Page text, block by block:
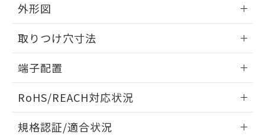
外形図
外形図
取りつけ穴寸法
取りつけ穴寸法
端子配置
端子配置
RoHS/REACH対応状況
規格認証/適合状況
ものではありません。
また、RoHS指令のフタル酸エステル類４
物質の対応では、対応完了までの期間は出
既に当社にて対応品への在庫切替を完了
していることから、特段のことがない限
り、2022年1月12日より割愛しておりま
す。